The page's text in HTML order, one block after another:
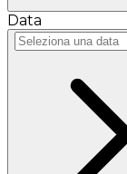
Data